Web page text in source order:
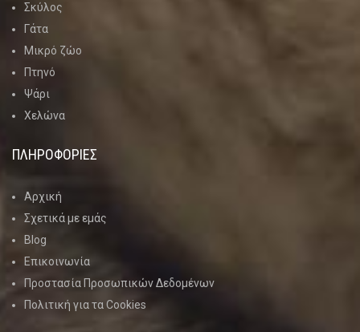
Σκύλος
Γάτα
Μικρό ζώο
Πτηνό
Ψάρι
Χελώνα
ΠΛΗΡΟΦΟΡΙΕΣ
Αρχική
Σχετικά με εμάς
Blog
Επικοινωνία
Προστασία Προσωπικών Δεδομένων
Πολιτική για τα Cookies